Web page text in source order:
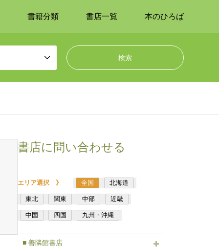
書籍分類 書店一覧 本のひろば
書店に問い合わせる
エリア選択 》 全国 北海道
東北 関東 中部 近畿
中国 四国 九州・沖縄
■ 善隣館書店